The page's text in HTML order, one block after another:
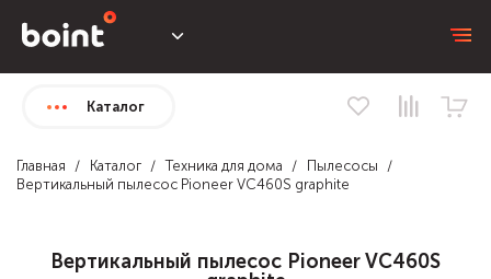
Каталог
Главная Каталог Техника для дома
Пылесосы
Вертикальный пылесос Pioneer VC460S graphite
Вертикальный пылесос Pioneer VC460S